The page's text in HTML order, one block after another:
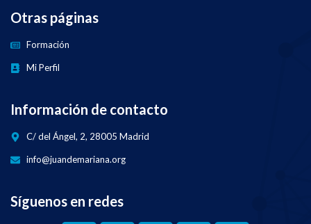
Otras páginas
Formación
Mi Perfil
Información de contacto
C/ del Ángel, 2, 28005 Madrid
info@juandemariana.org
Síguenos en redes